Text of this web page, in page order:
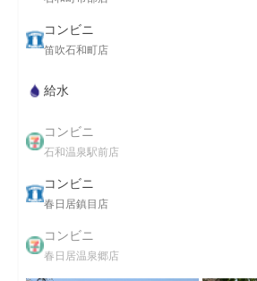
コンビニ
笛吹石和町店
給水
コンビニ
石和温泉駅前店
コンビニ
春日居鎮目店
コンビニ
春日居温泉郷店